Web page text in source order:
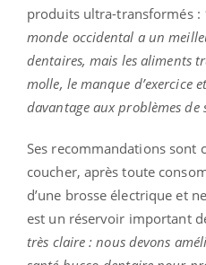
produits ultra-transformés :
monde occidental a un
dentaires, mais les aliments
molle, le manque d’exercice
davantage aux problèmes de
Ses recommandations sont
coucher, après toute
d’une brosse électrique et
est un réservoir important
très claire : nous devons